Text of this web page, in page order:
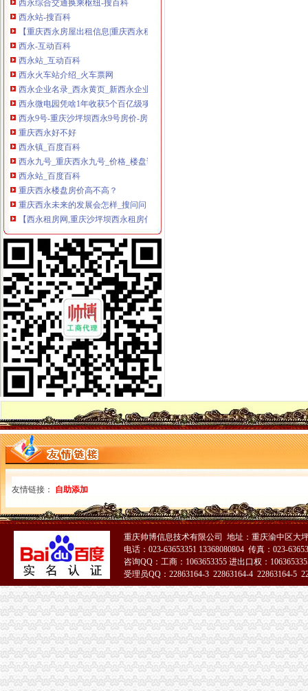
西永站-搜百科
【重庆西永房屋出租信息|重庆西永租房】-重庆赶集网
西永-互动百科
西永站_互动百科
西永火车站介绍_火车票网
西永企业名录_西永黄页_新西永企业信息–西永58同城企业名录
西永微电园凭啥1年收获5个百亿级项目？
西永9号-重庆沙坪坝西永9号房价-房天下
重庆西永好不好
西永镇_百度百科
西永九号_重庆西永九号_价格_楼盘详_新房_重庆楼盘网
西永站_百度百科
重庆西永楼盘房价高不高？
重庆西永未来的发展会怎样_搜问问
【西永租房网,重庆沙坪坝西永租房信息,重庆西永房屋出租价格】-
重庆西永火车站,西永火车站地址_电话_交通,西永火车站图片-马蜂窝
西永9号-楼盘详-重庆腾讯房产
西永9号-房产楼市-重庆购物狂
西永火车站官网_西永火车站网上订票【114票务网】
西永组团_中华文本库
西永火车站_互动百科
西永新闻网西永网|西永在线|西永热线|西永天气预报
西永或将迎来大好发展机遇|龙湖|拉|重庆_新浪新闻
【重庆西永】_重庆西永品牌/图片/价格_重庆西永批发_阿里巴巴
【西永9号】-重庆乐居
【重庆西永小区住家月嫂价格_找月嫂_月嫂中介公司】-重庆赶集网
西永微电园：全球笔电生产基地还将发展跨境电子商务-今日重庆-华龙
【沙坪坝西永信息】赶集网
西永广场新资讯_赢商新闻
西永村_重庆市沙坪坝区西永街道西永村
【西永】
重庆西永_正版商业图片_昵图网nipic.com
西永收费站公交_重庆西永收费站
【福西永】
西永综保区围网
【西永老街-西永二手房出售沙坪坝西永二手房】第一时间房源网重庆
重庆西永包装有限公司
重庆西永包装有限公司
西永将建欧洲城以后西永也有逛街购物的好地方咯-金科天宸业主论坛-
西永个人租房,重庆西永租房-重庆房天下
西永
西永镇亲子_西永镇亲子游戏_西永镇亲子服务-58到家
西永火车站公交查询_西永火车站公交线路_西永火车站地图
西永房价网,2018西永房价走势图,惠州沙坪坝西永二手房价格-安居客
西永9号_重庆西永9号-房价|主力户型图|周边配套|价格走势-房多多新房
西永枢纽驾考中心
友情链接： 自助添加
重庆帅博信息技术有限公司 地址：重庆渝中区大
电话：023-63653351 13368080804 传真：023-
咨询QQ：工商：1063653355 进出口权：
受理员QQ：22863164-3 22863164-4 22863164-5
51La